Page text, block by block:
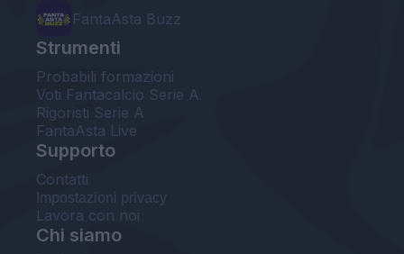
FantaAsta Buzz
Strumenti
Probabili formazioni
Voti Fantacalcio Serie A
Rigoristi Serie A
FantaAsta Live
Supporto
Contatti
Impostazioni privacy
Lavora con noi
Chi siamo